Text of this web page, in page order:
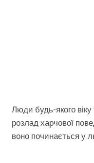
Люди будь-якого віку
розлад харчової
воно починається у